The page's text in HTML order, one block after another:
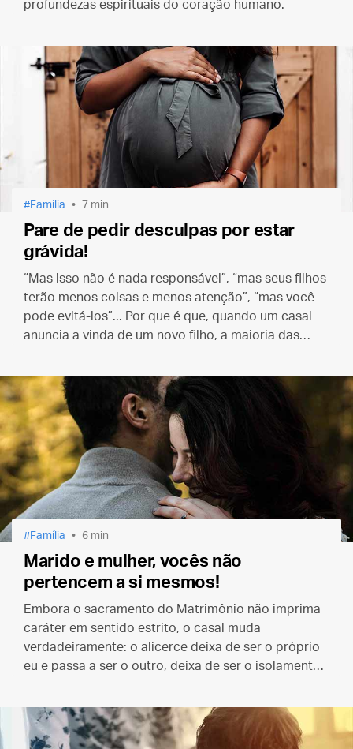
profundezas espirituais do coração humano.
Família 7 min
Pare de pedir desculpas por estar
grávida!
“Mas isso não é nada responsável”, “mas seus filhos
terão menos coisas e menos atenção”, “mas você
pode evitá-los”... Por que é que, quando um casal
anuncia a vinda de um novo filho, a maioria das
Família 6 min
Marido e mulher, vocês não
pertencem a si mesmos!
Embora o sacramento do Matrimônio não imprima
caráter em sentido estrito, o casal muda
verdadeiramente: o alicerce deixa de ser o próprio
eu e passa a ser o outro, deixa de ser o isolamento